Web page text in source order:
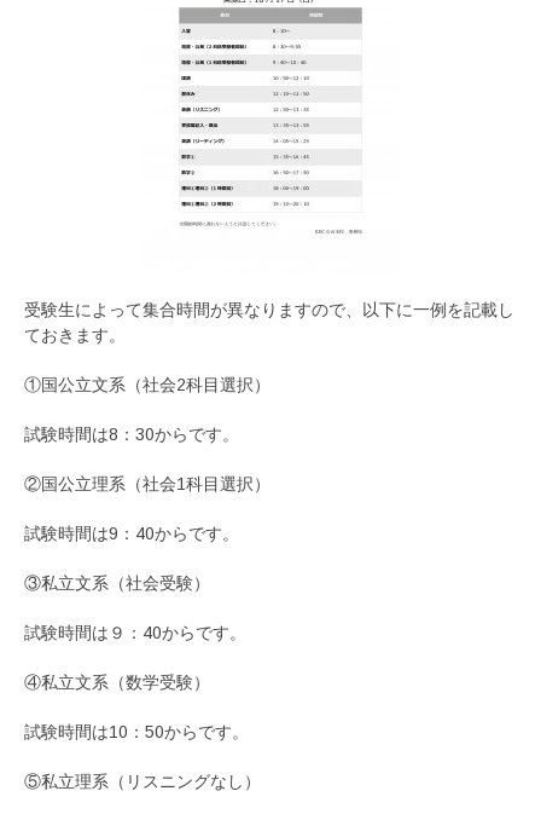
受験生によって集合時間が異なりますので、以下に一例を記載し
ておきます。
①国公立文系（社会2科目選択）
試験時間は8：30からです。
②国公立理系（社会1科目選択）
試験時間は9：40からです。
③私立文系（社会受験）
試験時間は９：40からです。
④私立文系（数学受験）
試験時間は10：50からです。
⑤私立理系（リスニングなし）